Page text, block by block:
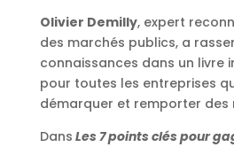
Olivier Demilly, expert
des marchés publics, a
connaissances dans un livre
pour toutes les entreprises
démarquer et remporter des
Dans Les 7 points clés pour